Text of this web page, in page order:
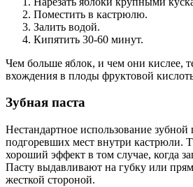
Поместить в кастрюлю.
Залить водой.
Кипятить 30-60 минут.
Чем больше яблок, и чем они кислее,
вхождения в плоды фруктовой
Зубная паста
Нестандартное использование зубной
подгоревших мест внутри кастрюли.
хороший эффект в том случае, когда
Пасту выдавливают на губку или
жесткой стороной.